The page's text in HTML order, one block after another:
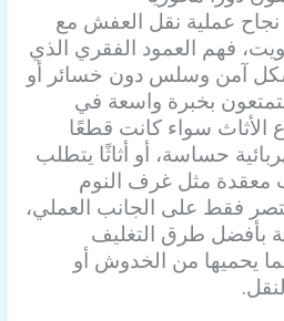
عملية نقل العفش مع
فهم العمود الفقري الذي
آمن وسلس دون خسائر أو
بخبرة واسعة في
الأثاث سواء كانت قطعًا
حساسة، أو أثاثًا يتطلب
معقدة مثل غرف النوم
فقط على الجانب العملي،
بأفضل طرق التغليف
يحميها من الخدوش أو